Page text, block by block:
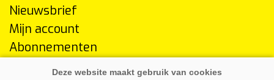
Nieuwsbrief
Mijn account
Abonnementen
Adverteren